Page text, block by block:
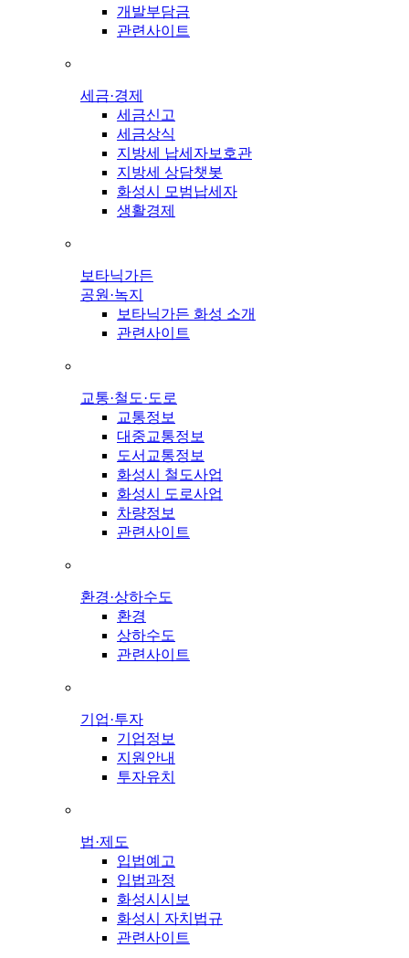
개발부담금
관련사이트
세금·경제
세금신고
세금상식
지방세 납세자보호관
지방세 상담챗봇
화성시 모범납세자
생활경제
보타닉가든
공원·녹지
보타닉가든 화성 소개
관련사이트
교통·철도·도로
교통정보
대중교통정보
도서교통정보
화성시 철도사업
화성시 도로사업
차량정보
관련사이트
환경·상하수도
환경
상하수도
관련사이트
기업·투자
기업정보
지원안내
투자유치
법·제도
입법예고
입법과정
화성시시보
화성시 자치법규
관련사이트